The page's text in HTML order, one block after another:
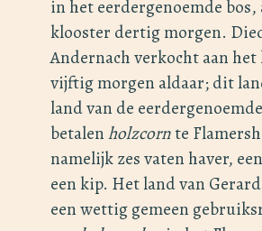
in het eerdergenoemde bos,
klooster dertig morgen.
Andernach verkocht aan
vijftig morgen aldaar; dit
land van de
betalenholzcornte
namelijk zes vaten haver,
een kip. Het land van
een wettig gemeen